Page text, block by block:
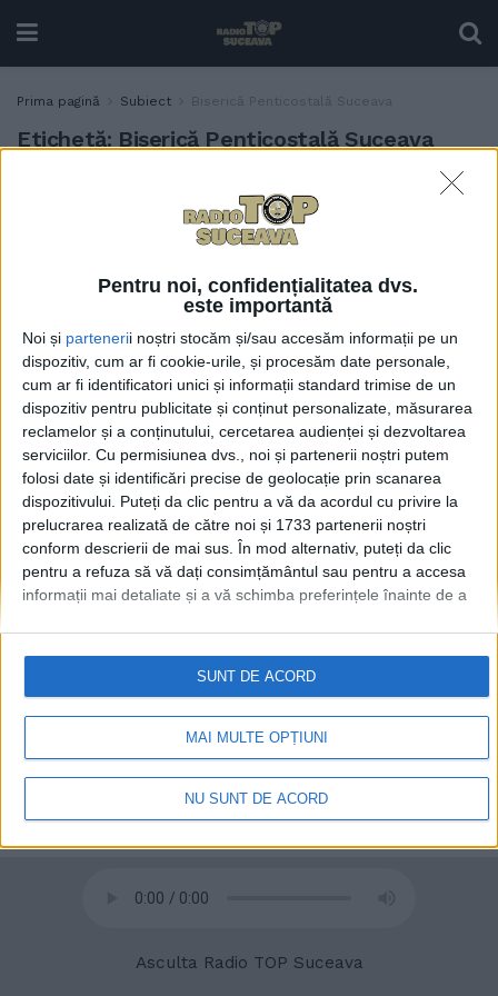
Pentru noi, confidențialitatea dvs.
este importantă
Noi și partenerii noștri stocăm și/sau accesăm informații pe un
dispozitiv, cum ar fi cookie-urile, și procesăm date personale,
cum ar fi identificatori unici și informații standard trimise de un
dispozitiv pentru publicitate și conținut personalizate, măsurarea
reclamelor și a conținutului, cercetarea audienței și dezvoltarea
serviciilor. Cu permisiunea dvs., noi și partenerii noștri putem
folosi date și identificări precise de geolocație prin scanarea
dispozitivului. Puteți da clic pentru a vă da acordul cu privire la
prelucrarea realizată de către noi și 1733 partenerii noștri
conform descrierii de mai sus. În mod alternativ, puteți da clic
pentru a refuza să vă dați consimțământul sau pentru a accesa
informații mai detaliate și a vă schimba preferințele înainte de a
retrageți consimțământul în orice moment, revenind la acest site
și făcând clic pe butonul "Confidențialitate" din partea de jos a
paginii web.
MAI MULTE OPȚIUNI
NU SUNT DE ACORD
SUNT DE ACORD
Prima pagină Subiect Biserică Penticostală Suceava
Etichetă: Biserică Penticostală Suceava
În cartierul Burdujeni, pe
un teren oferit de Primăria
Suceava, va fi construită o
30 APRILIE, 2026
© 2020 Radio TOP Suceava 104 FM
Asculta Radio TOP Suceava